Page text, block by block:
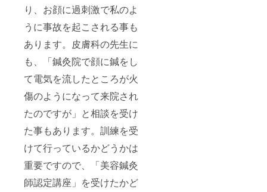
り、お顔に過刺激で私のよ
うに事故を起こされる事も
あります。皮膚科の先生に
も、「鍼灸院で顔に鍼をし
て電気を流したところが火
傷のようになって来院され
たのですが」と相談を受け
た事もあります。訓練を受
けて行っているかどうかは
重要ですので、「美容鍼灸
師認定講座」を受けたかど